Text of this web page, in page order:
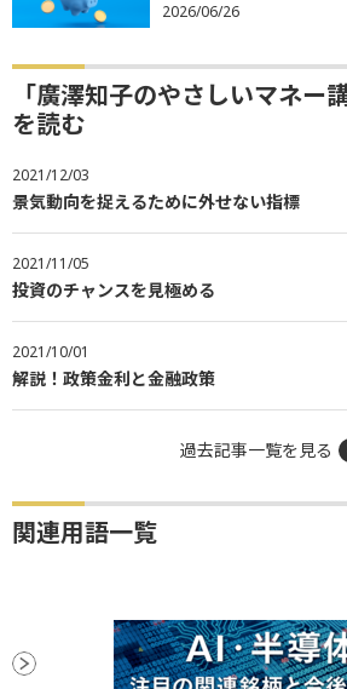
2026/06/26
「廣澤知子のやさしいマネー
を読む
2021/12/03
景気動向を捉えるために外せない指標
2021/11/05
投資のチャンスを見極める
2021/10/01
解説！政策金利と金融政策
過去記事一覧を見る
関連用語一覧